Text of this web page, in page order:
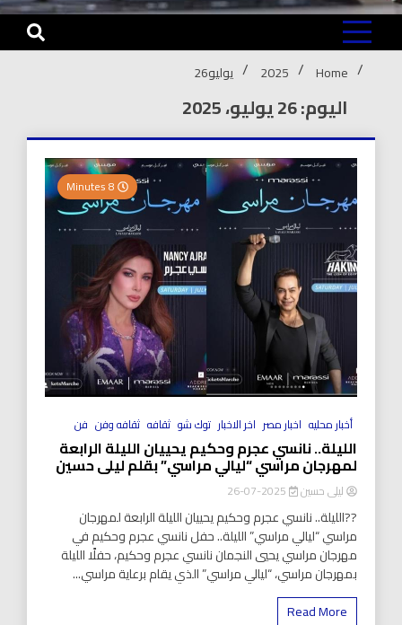
Home
2025 يوليو26
اليوم: 26 يوليو، 2025
أخبار محليه اخبار مصر اخر الاخبار توك شو ثقافه ثقافه وفن فن
الليلة.. نانسي عجرم وحكيم يحييان الليلة الرابعة
لمهرجان مراسي “ليالي مراسي” بقلم ليلى حسين
ليلى حسين
??الليلة.. نانسي عجرم وحكيم يحييان الليلة الرابعة لمهرجان
مراسي “ليالي مراسي” الليلة.. حفل نانسي عجرم وحكيم في
مهرجان مراسي يحيي النجمان نانسي عجرم وحكيم، حفلًا الليلة
بمهرجان مراسي، “ليالي مراسي” الذي يقام برعاية مراسي...
Read More